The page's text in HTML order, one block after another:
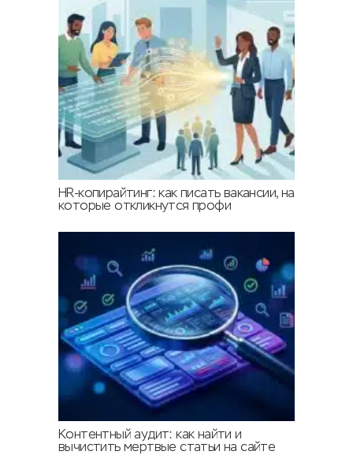
HR-копирайтинг: как писать вакансии, на
которые откликнутся профи
Контентный аудит: как найти и
вычистить мертвые статьи на сайте